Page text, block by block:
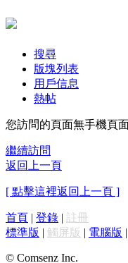
搜尋
版塊列表
用戶信息
熱帖
您訪問的頁面無手機頁
繼續訪問
返回上一頁
[ 點擊這裡返回上一頁 ]
首頁 | 登錄 | 註冊
標準版 | 觸屏版 | 電腦版 |
© Comsenz Inc.